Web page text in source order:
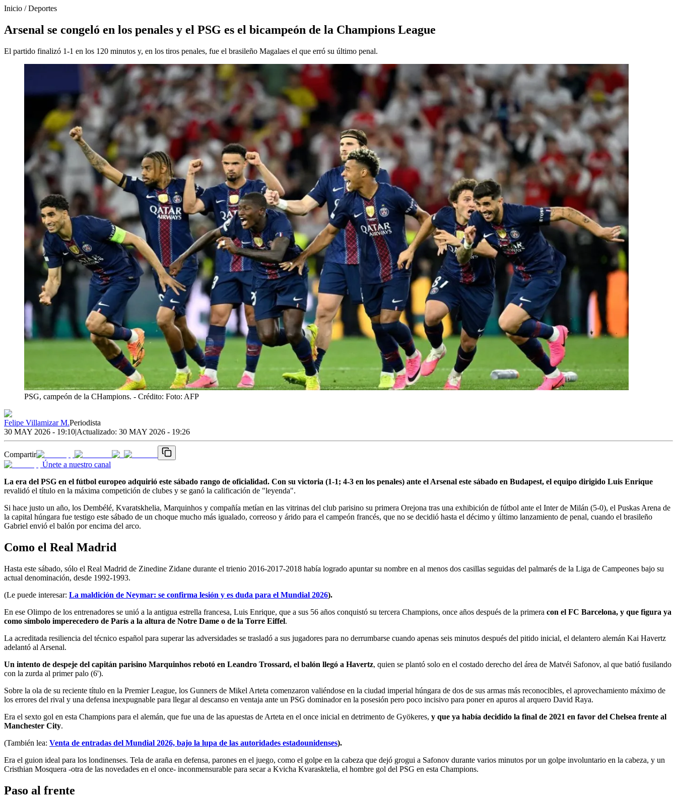
Inicio /Deportes
Arsenal se congeló en los penales y el PSG es el bicampeón de la Champions League
El partido finalizó 1-1 en los 120 minutos y, en los tiros penales, fue el brasileño Magalaes el que erró su último penal.
PSG, campeón de la CHampions. - Crédito: Foto: AFP
Felipe Villamizar M.Periodista
30 MAY 2026 - 19:10|Actualizado: 30 MAY 2026 - 19:26
Compartir
Únete a nuestro canal
La era del PSG en el fútbol europeo adquirió este sábado rango de oficialidad. Con su victoria (1-1; 4-3 en los penales) ante el Arsenal este sábado en Budapest, el equipo dirigido Luis Enrique
revalidó el título en la máxima competición de clubes y se ganó la calificación de "leyenda".
Si hace justo un año, los Dembélé, Kvaratskhelia, Marquinhos y compañía metían en las vitrinas del club parisino su primera Orejona tras una exhibición de fútbol ante el Inter de Milán (5-0), el Puskas Arena de
la capital húngara fue testigo este sábado de un choque mucho más igualado, correoso y árido para el campeón francés, que no se decidió hasta el décimo y último lanzamiento de penal, cuando el brasileño
Gabriel envió el balón por encima del arco.
Como el Real Madrid
Hasta este sábado, sólo el Real Madrid de Zinedine Zidane durante el trienio 2016-2017-2018 había logrado apuntar su nombre en al menos dos casillas seguidas del palmarés de la Liga de Campeones bajo su
actual denominación, desde 1992-1993.
(Le puede interesar: La maldición de Neymar: se confirma lesión y es duda para el Mundial 2026).
En ese Olimpo de los entrenadores se unió a la antigua estrella francesa, Luis Enrique, que a sus 56 años conquistó su tercera Champions, once años después de la primera con el FC Barcelona, y que figura ya
como símbolo imperecedero de París a la altura de Notre Dame o de la Torre Eiffel.
La acreditada resiliencia del técnico español para superar las adversidades se trasladó a sus jugadores para no derrumbarse cuando apenas seis minutos después del pitido inicial, el delantero alemán Kai Havertz
adelantó al Arsenal.
Un intento de despeje del capitán parisino Marquinhos rebotó en Leandro Trossard, el balón llegó a Havertz, quien se plantó solo en el costado derecho del área de Matvéi Safonov, al que batió fusilando
con la zurda al primer palo (6').
Sobre la ola de su reciente título en la Premier League, los Gunners de Mikel Arteta comenzaron valiéndose en la ciudad imperial húngara de dos de sus armas más reconocibles, el aprovechamiento máximo de
los errores del rival y una defensa inexpugnable para llegar al descanso en ventaja ante un PSG dominador en la posesión pero poco incisivo para poner en apuros al arquero David Raya.
Era el sexto gol en esta Champions para el alemán, que fue una de las apuestas de Arteta en el once inicial en detrimento de Gyökeres, y que ya había decidido la final de 2021 en favor del Chelsea frente al
Manchester City.
(También lea: Venta de entradas del Mundial 2026, bajo la lupa de las autoridades estadounidenses).
Era el guion ideal para los londinenses. Tela de araña en defensa, parones en el juego, como el golpe en la cabeza que dejó grogui a Safonov durante varios minutos por un golpe involuntario en la cabeza, y un
Cristhian Mosquera -otra de las novedades en el once- inconmensurable para secar a Kvicha Kvarasktelia, el hombre gol del PSG en esta Champions.
Paso al frente